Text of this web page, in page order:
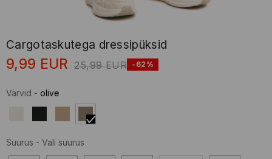
Cargotaskutega dressipüksid
9,99 EUR 25,99 EUR -62%
Värvid - olive
Suurus - Vali suurus